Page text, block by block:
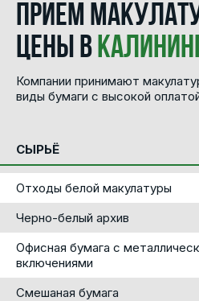
Прием
цены в
Компании принимают
виды бумаги с высокой
СЫРЬЁ
Отходы белой макулатуры
Черно-белый архив
Офисная бумага с
включениями
Смешаная бумага